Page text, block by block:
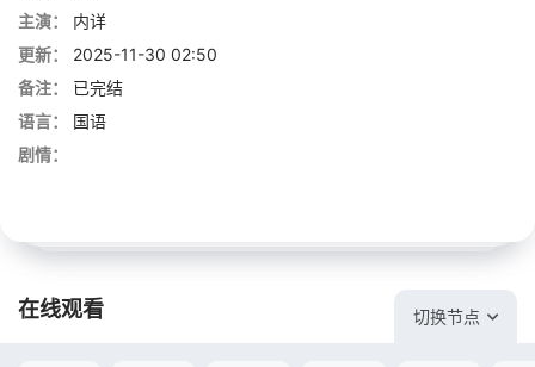
主演：
内详
更新：
2025-11-30 02:50
备注：
已完结
语言：
国语
剧情：
在线观看 切换节点